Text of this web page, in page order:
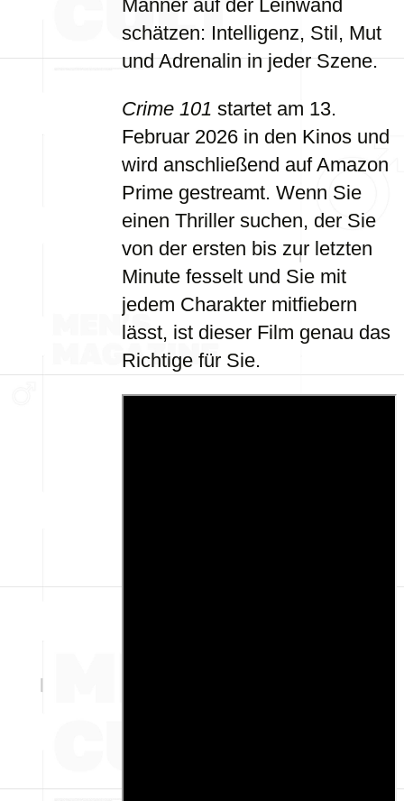
Männer auf der Leinwand
schätzen: Intelligenz, Stil, Mut
und Adrenalin in jeder Szene.
Crime 101 startet am 13.
Februar 2026 in den Kinos und
wird anschließend auf Amazon
Prime gestreamt. Wenn Sie
einen Thriller suchen, der Sie
von der ersten bis zur letzten
Minute fesselt und Sie mit
jedem Charakter mitfiebern
lässt, ist dieser Film genau das
Richtige für Sie.